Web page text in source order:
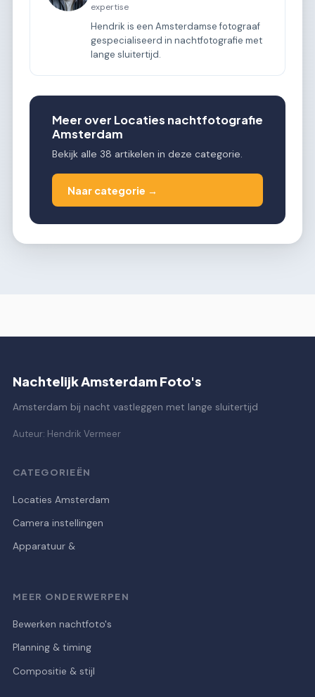
expertise
Hendrik is een Amsterdamse fotograaf
gespecialiseerd in nachtfotografie met
lange sluitertijd.
Meer over Locaties nachtfotografie
Amsterdam
Bekijk alle 38 artikelen in deze categorie.
Naar categorie →
Nachtelijk Amsterdam Foto's
Amsterdam bij nacht vastleggen met lange sluitertijd
Auteur: Hendrik Vermeer
CATEGORIEËN
Locaties Amsterdam
Camera instellingen
Apparatuur &
MEER ONDERWERPEN
Bewerken nachtfoto's
Planning & timing
Compositie & stijl